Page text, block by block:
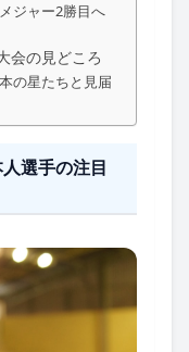
ジャー2勝目へ
会の見どころ
の星たちと見届
選手の注目